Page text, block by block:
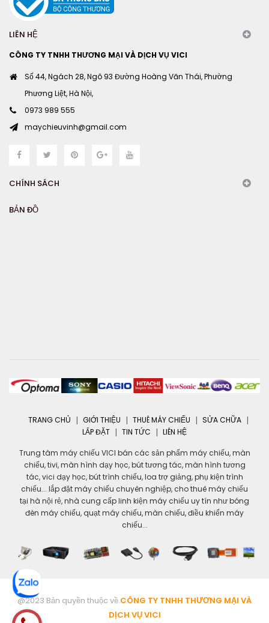
LIÊN HỆ
CÔNG TY TNHH THƯƠNG MẠI VÀ DỊCH VỤ VICI
Số 44, Ngách 28, Ngõ 93 Đường Hoàng Văn Thái, Phường
Phương Liệt, Hà Nội,
0973 989 555
maychieuvinh@gmail.com
CHÍNH SÁCH
BẢN ĐỒ
TRANG CHỦ GIỚI THIỆU THUÊ MÁY CHIẾU
SỬA CHỮA
LẮP ĐẶT
TIN TỨC LIÊN HỆ
Trung tâm máy chiếu VICI bán các sản phẩm máy chiếu, màn
chiếu, tivi, màn hình dạy học, bút tương tác, màn hình tương
tác, vici dạy học, bút trình chiếu, loa trợ giảng, phụ kiện trình
chiếu... lắp đặt máy chiếu chuyên nghiệp, cho thuê máy chiếu
tại hà nội rẻ, nhà cung cấp linh kiện máy chiếu uy tín như bóng
đèn máy chiếu, quạt máy chiếu, màn chiếu, điều khiển máy
chiếu...
@2023 Bản quyền thuộc về CÔNG TY TNHH THƯƠNG MẠI VÀ
DỊCH VỤ VICI